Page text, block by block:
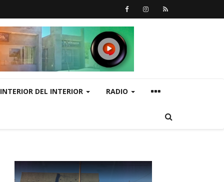
INTERIOR DEL INTERIOR RADIO